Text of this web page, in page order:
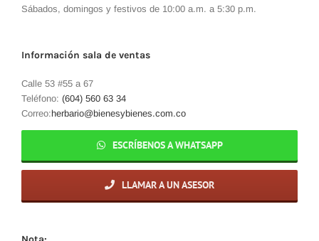
Sábados, domingos y festivos de 10:00 a.m. a 5:30 p.m.
Información sala de ventas
Calle 53 #55 a 67
Teléfono: (604) 560 63 34
Correo:herbario@bienesybienes.com.co
ESCRÍBENOS A WHATSAPP
LLAMAR A UN ASESOR